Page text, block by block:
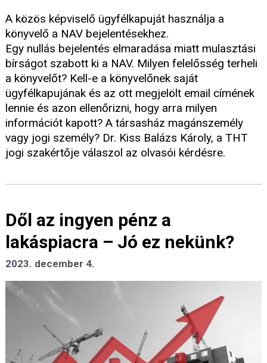
A közös képviselő ügyfélkapuját használja a
könyvelő a NAV bejelentésekhez.
Egy nullás bejelentés elmaradása miatt mulasztási
bírságot szabott ki a NAV. Milyen felelősség terheli
a könyvelőt? Kell-e a könyvelőnek saját
ügyfélkapujának és az ott megjelölt email címének
lennie és azon ellenőrizni, hogy arra milyen
információt kapott? A társasház magánszemély
vagy jogi személy? Dr. Kiss Balázs Károly, a THT
jogi szakértője válaszol az olvasói kérdésre.
Dől az ingyen pénz a
lakáspiacra – Jó ez nekünk?
2023. december 4.